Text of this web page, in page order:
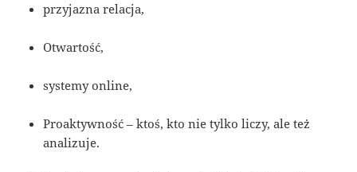
przyjazna relacja,
Otwartość,
systemy online,
Proaktywność – ktoś, kto nie tylko liczy, ale też
analizuje.